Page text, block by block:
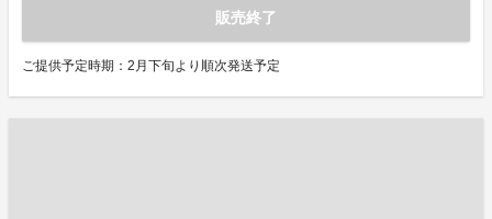
販売終了
ご提供予定時期：2月下旬より順次発送予定